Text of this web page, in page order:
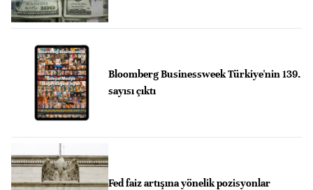
Bloomberg Businessweek Türkiye'nin 139.
sayısı çıktı
Fed faiz artışına yönelik pozisyonlar